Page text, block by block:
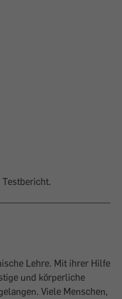
Lehre. Mit ihrer Hilfe
und körperliche
Viele Menschen,